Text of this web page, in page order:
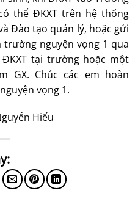
thể ĐKXT trên hệ thống
Đào tạo quản lý, hoặc gửi
trường nguyện vọng 1 qua
tại trường hoặc một
GX. Chúc các em hoàn
vọng 1.
Hiếu